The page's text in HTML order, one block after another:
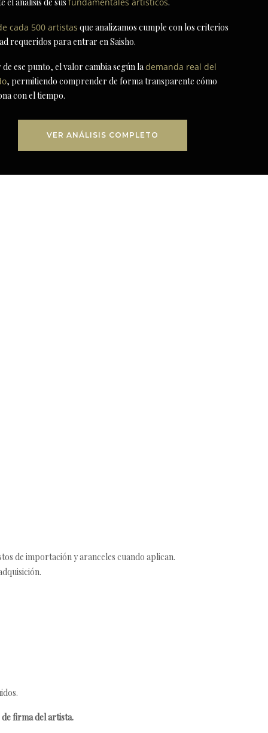
cada 500 artistas que analizamos cumple con los criterios
requeridos para entrar en Saisho.
ese punto, el valor cambia según lademanda real del
, permitiendo comprender de forma transparente cómo
con el tiempo.
VER ANÁLISIS COMPLETO
de importación y aranceles cuando aplican.
firma del artista.